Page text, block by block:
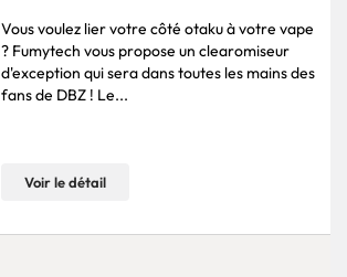
Vous voulez lier votre côté otaku à votre vape
? Fumytech vous propose un clearomiseur
d'exception qui sera dans toutes les mains des
fans de DBZ ! Le...
Voir le détail